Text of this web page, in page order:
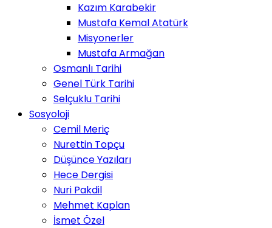
Kazım Karabekir
Mustafa Kemal Atatürk
Misyonerler
Mustafa Armağan
Osmanlı Tarihi
Genel Türk Tarihi
Selçuklu Tarihi
Sosyoloji
Cemil Meriç
Nurettin Topçu
Düşünce Yazıları
Hece Dergisi
Nuri Pakdil
Mehmet Kaplan
İsmet Özel